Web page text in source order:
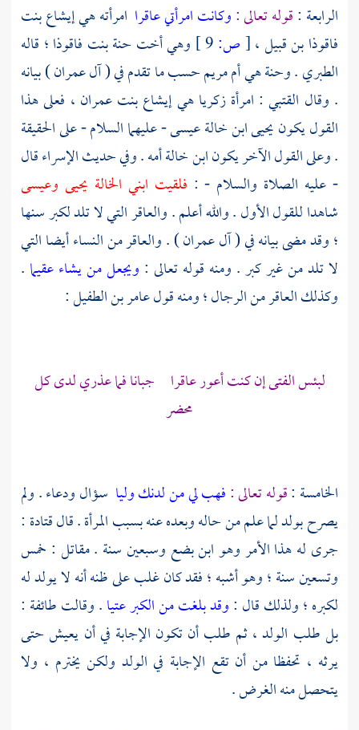
الرابعة :قوله تعالى :وكانت امرأتي عاقرا امرأته هيإيشاع بنت
فاقوذا بن قبيل ،[ص: وهي أخت حنة بنت فاقوذا ؛ قاله
الطبري.وحنة هي أم مريمحسب ما تقدم في ( آل عمران ) بيانه
. وقال القتبي : امرأةزكرياهيإيشاع بنت عمران ، فعلى هذا
القول يكونيحيىابن خالةعيسى- عليهما السلام - على الحقيقة
. وعلى القول الآخر يكون ابن خالة أمه . وفي حديث الإسراء قال
- عليه الصلاة والسلام - : فلقيت ابني الخالة يحيى وعيسى
شاهدا للقول الأول . والله أعلم . والعاقر التي لا تلد لكبر سنها
؛ وقد مضى بيانه في ( آل عمران ) . والعاقر من النساء أيضا التي
لا تلد من غير كبر . ومنه قوله تعالى : ويجعل من يشاء عقيما .
وكذلك العاقر من الرجال ؛ ومنه قولعامر بن الطفيل:
لبئس الفتى إن كنت أعور عاقرا جبانا فما عذري لدى كل
محضر
الخامسة :قوله تعالى :فهب لي من لدنك وليا سؤال ودعاء . ولم
يصرح بولد لما علم من حاله وبعده عنه بسبب المرأة . قالقتادة :
جرى له هذا الأمر وهو ابن بضع وسبعين سنة . مقاتل : خمس
وتسعين سنة ؛ وهو أشبه ؛ فقد كان غلب على ظنه أنه لا يولد له
لكبره ؛ ولذلك قال :وقد بلغت من الكبر عتيا. وقالت طائفة :
بل طلب الولد ، ثم طلب أن تكون الإجابة في أن يعيش حتى
يرثه ، تحفظا من أن تقع الإجابة في الولد ولكن يخترم ، ولا
يتحصل منه الغرض .